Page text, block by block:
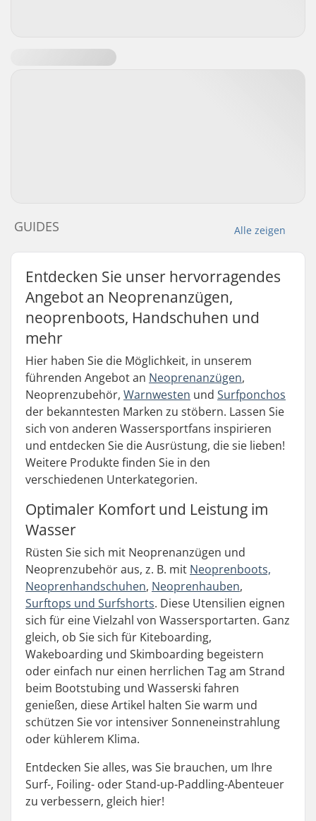
Alle zeigen
GUIDES
Entdecken Sie unser hervorragendes
Angebot an Neoprenanzügen,
neoprenboots, Handschuhen und
mehr
Hier haben Sie die Möglichkeit, in unserem
führenden Angebot an Neoprenanzügen,
Neoprenzubehör, Warnwesten und Surfponchos
der bekanntesten Marken zu stöbern. Lassen Sie
sich von anderen Wassersportfans inspirieren
und entdecken Sie die Ausrüstung, die sie lieben!
Weitere Produkte finden Sie in den
verschiedenen Unterkategorien.
Optimaler Komfort und Leistung im
Wasser
Rüsten Sie sich mit Neoprenanzügen und
Neoprenzubehör aus, z. B. mit Neoprenboots,
Neoprenhandschuhen, Neoprenhauben,
Surftops und Surfshorts. Diese Utensilien eignen
sich für eine Vielzahl von Wassersportarten. Ganz
gleich, ob Sie sich für Kiteboarding,
Wakeboarding und Skimboarding begeistern
oder einfach nur einen herrlichen Tag am Strand
beim Bootstubing und Wasserski fahren
genießen, diese Artikel halten Sie warm und
schützen Sie vor intensiver Sonneneinstrahlung
oder kühlerem Klima.
Entdecken Sie alles, was Sie brauchen, um Ihre
Surf-, Foiling- oder Stand-up-Paddling-Abenteuer
zu verbessern, gleich hier!